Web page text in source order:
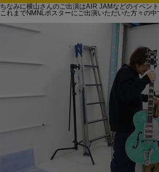
ちなみに横山さんのご出演はAIR JAMなどのイベン
これまでNMNLポスターにご出演いただいた方々の